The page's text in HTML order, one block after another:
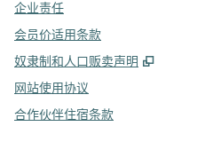
企业责任
会员价适用条款
奴隶制和人口贩卖声明
,
网站使用协议
合作伙伴住宿条款